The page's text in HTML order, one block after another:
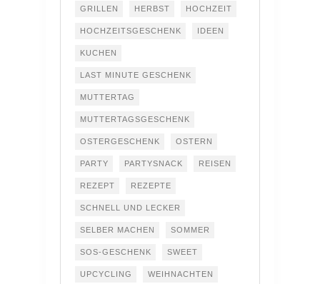
GRILLEN HERBST HOCHZEIT
HOCHZEITSGESCHENK IDEEN
KUCHEN
LAST MINUTE GESCHENK
MUTTERTAG
MUTTERTAGSGESCHENK
OSTERGESCHENK OSTERN
PARTY PARTYSNACK REISEN
REZEPT REZEPTE
SCHNELL UND LECKER
SELBER MACHEN SOMMER
SOS-GESCHENK SWEET
UPCYCLING WEIHNACHTEN